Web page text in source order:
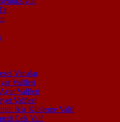
Vanalar
Valfleri
Valfleri
Valfleri
İkiz Kilitleme Valfi
Çek Valf